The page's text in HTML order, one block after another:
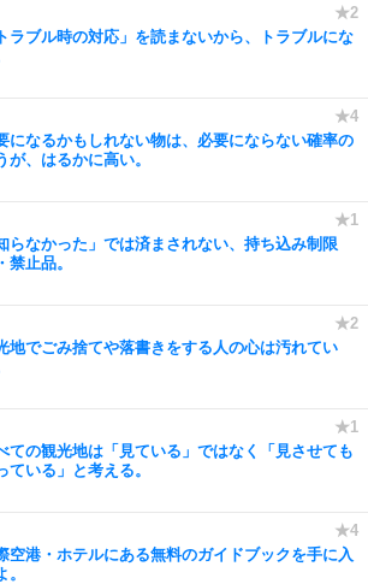
ラブル時の対応」を読まないから、トラブルにな
になるかもしれない物は、必要にならない確率の
が、はるかに高い。
らなかった」では済まされない、持ち込み制限
禁止品。
地でごみ捨てや落書きをする人の心は汚れてい
ての観光地は「見ている」ではなく「見させても
ている」と考える。
空港・ホテルにある無料のガイドブックを手に入
。